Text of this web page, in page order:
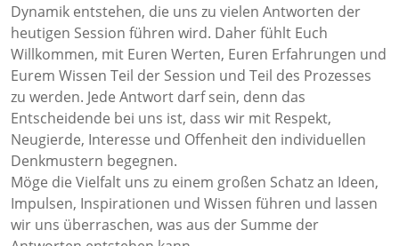
Dynamik entstehen, die uns zu vielen Antworten der
heutigen Session führen wird. Daher fühlt Euch
Willkommen, mit Euren Werten, Euren Erfahrungen und
Eurem Wissen Teil der Session und Teil des Prozesses
zu werden. Jede Antwort darf sein, denn das
Entscheidende bei uns ist, dass wir mit Respekt,
Neugierde, Interesse und Offenheit den individuellen
Denkmustern begegnen.
Möge die Vielfalt uns zu einem großen Schatz an Ideen,
Impulsen, Inspirationen und Wissen führen und lassen
wir uns überraschen, was aus der Summe der